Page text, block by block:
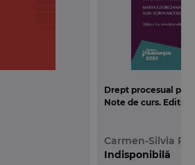
Drept procesual
Note de curs. Editia
Carmen-Silvia
Indisponibilă